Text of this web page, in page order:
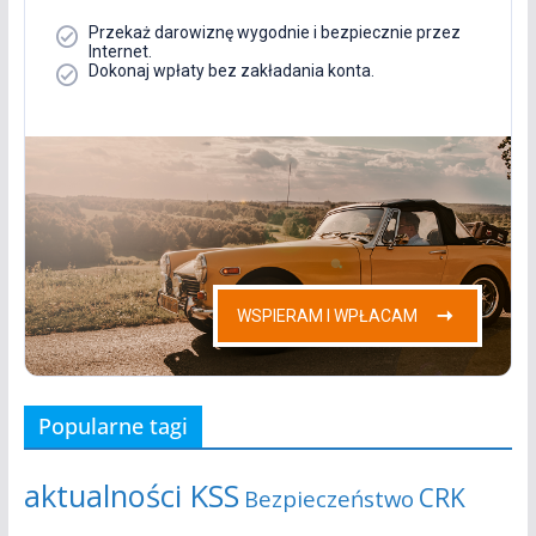
Popularne tagi
aktualności KSS Bezpieczeństwo CRK